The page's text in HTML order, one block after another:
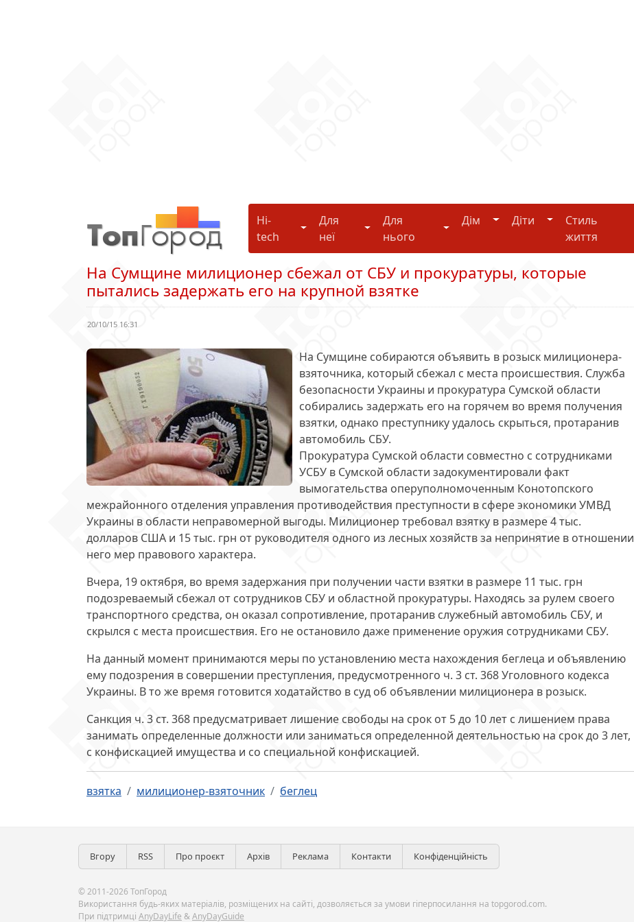
Hi-
tech
Hi-tech
Для
неї
Для неї
Для
нього
Для нього
Дім Дім Діти ДітиСтиль
життя
На Сумщине милиционер сбежал от СБУ и прокуратуры, которые
пытались задержать его на крупной взятке
20/10/15 16:31
На Сумщине собираются объявить в розыск милиционера-
взяточника, который сбежал с места происшествия. Служба
безопасности Украины и прокуратура Сумской области
собирались задержать его на горячем во время получения
взятки, однако преступнику удалось скрыться, протаранив
автомобиль СБУ.
Прокуратура Сумской области совместно с сотрудниками
УСБУ в Сумской области задокументировали факт
вымогательства оперуполномоченным Конотопского
межрайонного отделения управления противодействия преступности в сфере экономики УМВД
Украины в области неправомерной выгоды. Милиционер требовал взятку в размере 4 тыс.
долларов США и 15 тыс. грн от руководителя одного из лесных хозяйств за непринятие в отношении
него мер правового характера.
Вчера, 19 октября, во время задержания при получении части взятки в размере 11 тыс. грн
подозреваемый сбежал от сотрудников СБУ и областной прокуратуры. Находясь за рулем своего
транспортного средства, он оказал сопротивление, протаранив служебный автомобиль СБУ, и
скрылся с места происшествия. Его не остановило даже применение оружия сотрудниками СБУ.
На данный момент принимаются меры по установлению места нахождения беглеца и объявлению
ему подозрения в совершении преступления, предусмотренного ч. 3 ст. 368Уголовного кодекса
Украины. В то же время готовится ходатайство в суд об объявлении милиционера в розыск.
Санкция ч. 3 ст. 368 предусматриваетлишение свободы на срок от 5 до 10 лет с лишением права
занимать определенные должности или заниматься определенной деятельностью на срок до 3 лет,
с конфискацией имущества и со специальной конфискацией.
взятка милиционер-взяточник беглец
Вгору RSS Про проєкт Архів Реклама Контакти Конфіденційність
© 2011-2026 ТопГород
Використання будь-яких матеріалів, розміщених на сайті, дозволяється за умови гіперпосилання на topgorod.com.
При підтримці AnyDayLife &AnyDayGuide